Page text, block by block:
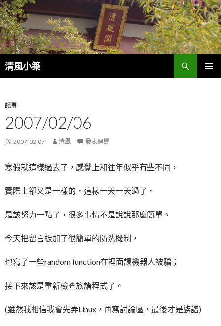
清風小築
搜
尋
容
記事
2007/02/06
2007-02-07 清風 發表迴響
寒假就這樣過去了，感覺上和往年似乎有些不同，
實際上卻又是一樣的，這樣一天一天過了，
是該努力一點了，很多事情不是說說那麼簡單。
今天把留言板加了很簡單的防洗機制，
也寫了一些random function在裡面讓機器人被騙；
接下來該是重新檢查族譜程式了。
(雖然我相信我會先弄Linux，再寫討論區，最後才是族譜)